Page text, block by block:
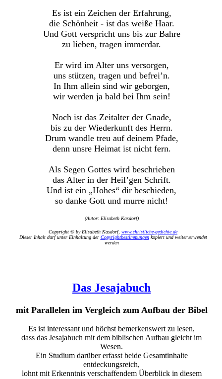
Es ist ein Zeichen der Erfahrung,
die Schönheit - ist das weiße Haar.
Und Gott verspricht uns bis zur Bahre
zu lieben, tragen immerdar.
Er wird im Alter uns versorgen,
uns stützen, tragen und befrei’n.
In Ihm allein sind wir geborgen,
wir werden ja bald bei Ihm sein!
Noch ist das Zeitalter der Gnade,
bis zu der Wiederkunft des Herrn.
Drum wandle treu auf deinem Pfade,
denn unsre Heimat ist nicht fern.
Als Segen Gottes wird beschrieben
das Alter in der Heil’gen Schrift.
Und ist ein „Hohes“ dir beschieden,
so danke Gott und murre nicht!
(Autor: Elisabeth Kasdorf)
Copyright © by Elisabeth Kasdorf, www.christliche-gedichte.de
Dieser Inhalt darf unter Einhaltung der Copyrightbestimmungenkopiert und weiterverwendet
werden
Das Jesajabuch
mit Parallelen im Vergleich zum Aufbau der Bibel
Es ist interessant und höchst bemerkenswert zu lesen,
dass das Jesajabuch mit dem biblischen Aufbau gleicht im
Wesen.
Ein Studium darüber erfasst beide Gesamtinhalte
entdeckungsreich,
lohnt mit Erkenntnis verschaffendem Überblick in diesem